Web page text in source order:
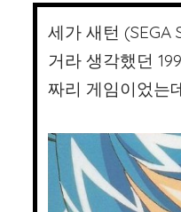
세가 새턴
거라 생각했던
짜리 게임이었는